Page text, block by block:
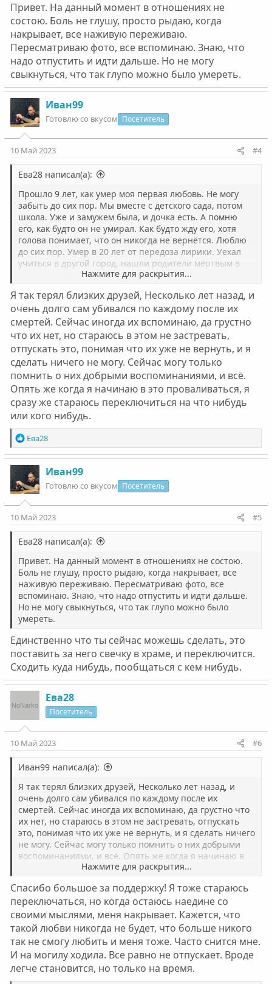
Привет. На данный момент в отношениях не
состою. Боль не глушу, просто рыдаю, когда
накрывает, все наживую переживаю.
Пересматриваю фото, все вспоминаю. Знаю, что
надо отпустить и идти дальше. Но не могу
свыкнуться, что так глупо можно было умереть.
Иван99
Готовлю со вкусом Посетитель
10 Май 2023 #4
Ева28 написал(а):
Прошло 9 лет, как умер моя первая любовь. Не могу
забыть до сих пор. Мы вместе с детского сада, потом
школа. Уже и замужем была, и дочка есть. А помню
его, как будто он не умирал. Как будто жду его, хотя
голова понимает, что он никогда не вернётся. Люблю
до сих пор. Умер в 20 лет от передоза лирики. Уехал
учиться в другой город, нашли родители мёртвым в
квартире. Кто проходил через подобное, подскажите,
Нажмите для раскрытия...
Я так терял близких друзей, Несколько лет назад, и
очень долго сам убивался по каждому после их
смертей. Сейчас иногда их вспоминаю, да грустно
что их нет, но стараюсь в этом не застревать,
отпускать это, понимая что их уже не вернуть, и я
сделать ничего не могу. Сейчас могу только
помнить о них добрыми воспоминаниями, и всё.
Опять же когда я начинаю в это проваливаться, я
сразу же стараюсь переключиться на что нибудь
или кого нибудь.
Р
е
а
к
ц
и
и
:
Ева28
Иван99
Готовлю со вкусом Посетитель
10 Май 2023 #5
Ева28 написал(а):
Привет. На данный момент в отношениях не состою.
Боль не глушу, просто рыдаю, когда накрывает, все
наживую переживаю. Пересматриваю фото, все
вспоминаю. Знаю, что надо отпустить и идти дальше.
Но не могу свыкнуться, что так глупо можно было
умереть.
Единственно что ты сейчас можешь сделать, это
поставить за него свечку в храме, и переключится.
Сходить куда нибудь, пообщаться с кем нибудь.
Ева28
Посетитель
10 Май 2023 #6
Иван99 написал(а):
Я так терял близких друзей, Несколько лет назад, и
очень долго сам убивался по каждому после их
смертей. Сейчас иногда их вспоминаю, да грустно что
их нет, но стараюсь в этом не застревать, отпускать
это, понимая что их уже не вернуть, и я сделать ничего
не могу. Сейчас могу только помнить о них добрыми
воспоминаниями, и всё. Опять же когда я начинаю в
это проваливаться, я сразу же стараюсь
Нажмите для раскрытия...
Спасибо большое за поддержку! Я тоже стараюсь
переключаться, но когда остаюсь наедине со
своими мыслями, меня накрывает. Кажется, что
такой любви никогда не будет, что больше никого
так не смогу любить и меня тоже. Часто снится мне.
И на могилу ходила. Все равно не отпускает. Вроде
легче становится, но только на время.